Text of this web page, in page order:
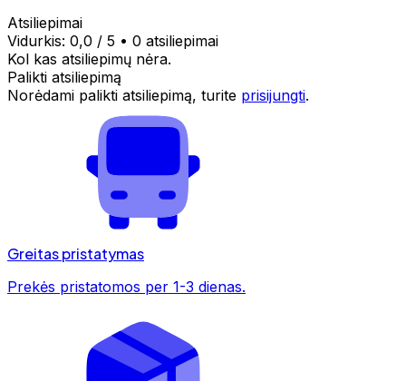
Atsiliepimai
Vidurkis: 0,0 / 5 • 0 atsiliepimai
Kol kas atsiliepimų nėra.
Palikti atsiliepimą
Norėdami palikti atsiliepimą, turite prisijungti.
Greitas pristatymas
Prekės pristatomos per 1-3 dienas.